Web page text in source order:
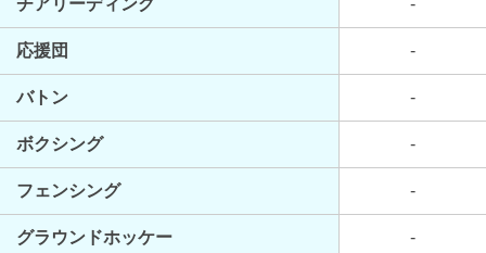
応援団 -
バトン -
ボクシング -
フェンシング -
グラウンドホッケー -